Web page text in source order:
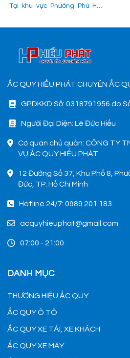
Tại khu vực Phường Phú Hữu
thông đông đúc, nhu cầu cứu
khi gặp sự cố rất lớn. Hiểu được
vấn đề đó, Ắc quy Hiếu Phát đã
ắc quy tại Phường Phú Hữu
Quận 9 một cách nhanh
chóng, chuyên nghiệp và đảm
bảo mọi hoạt động của các
phương tiên giao thông không
bị gián đoạn. 1. Dịch vụ thay
ắc quy tận nơi tại Phường Phú
Hữu Quận 9 nhanh chóng, uy
ẮC QUY HIẾU PHÁT CHUYÊN ẮC
GPDKKD Số: 0318791956 do
Người Đại Diện: Lê Đức Hiếu
Cơ quan chủ quản: CÔNG TY
VỤ ẮC QUY HIẾU PHÁT
12 Đường Số 37, Khu Phố 8,
Đức, TP. Hồ Chí Minh
Hotline 24/7: 0989 201 183
acquyhieuphat@gmail.com
07:00 - 21:00
DANH MỤC
THƯƠNG HIỆU ẮC QUY
ẮC QUY Ô TÔ
ẮC QUY XE TẢI, XE KHÁCH
ẮC QUY XE MÁY